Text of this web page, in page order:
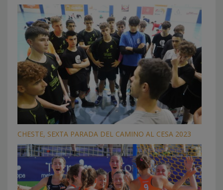
CHESTE, SEXTA PARADA DEL CAMINO AL CESA 2023